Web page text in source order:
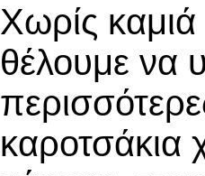
Χωρίς
θέλουμε να
καροτσάκια